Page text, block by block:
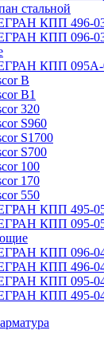
стальной
КПП 496-
КПП 096-
КПП 095А-
B
B1
320
S960
S1700
S700
100
170
550
КПП 495-
КПП 095-
КПП 096-
КПП 496-
КПП 095-
КПП 495-